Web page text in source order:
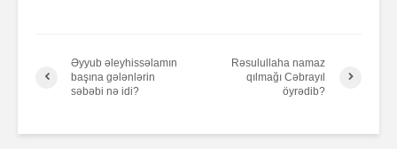
Əyyub əleyhissəlamın
başına gələnlərin
səbəbi nə idi?
Rəsulullaha namaz
qılmağı Cəbrayıl
öyrədib?